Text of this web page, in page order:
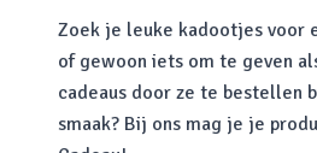
Zoek je leuke kadootjes voor
of gewoon iets om te geven
cadeaus door ze te bestellen
smaak? Bij ons mag je je